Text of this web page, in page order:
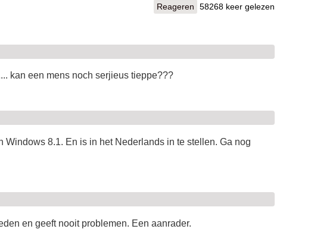
Reageren 58268 keer gelezen
kan een mens noch serjieus tieppe???
Windows 8.1. En is in het Nederlands in te stellen. Ga nog
en geeft nooit problemen. Een aanrader.